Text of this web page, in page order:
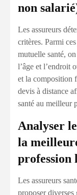
non
Les assureurs
critères. Parmi
mutuelle santé,
l’âge et l’endroit
et la composition
devis à distance
santé au meilleur
Analyser
la
profession
Les assureurs
proposer